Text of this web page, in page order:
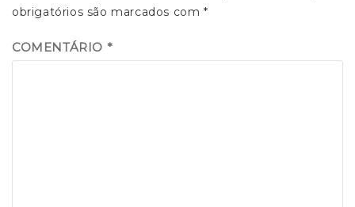
obrigatórios são marcados com*
COMENTÁRIO *